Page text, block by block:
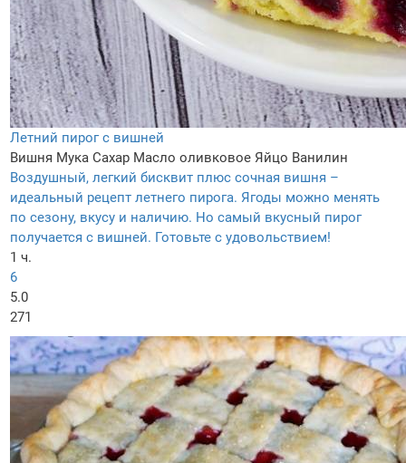
Летний пирог с вишней
Вишня Мука Сахар Масло оливковое Яйцо Ванилин
Воздушный, легкий бисквит плюс сочная вишня –
идеальный рецепт летнего пирога. Ягоды можно менять
по сезону, вкусу и наличию. Но самый вкусный пирог
получается с вишней. Готовьте с удовольствием!
1 ч.
6
5.0
271